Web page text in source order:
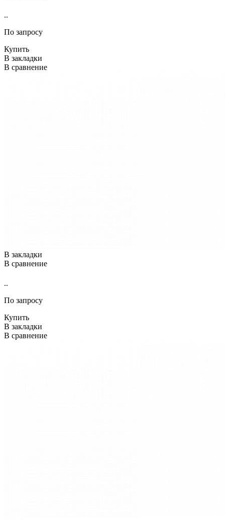
..
По запросу
Купить
В закладки
В сравнение
В закладки
В сравнение
..
По запросу
Купить
В закладки
В сравнение